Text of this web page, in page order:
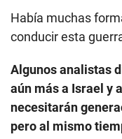
Había muchas
conducir esta
Algunos analistas
aún más a Israel y
necesitarán
pero al mismo